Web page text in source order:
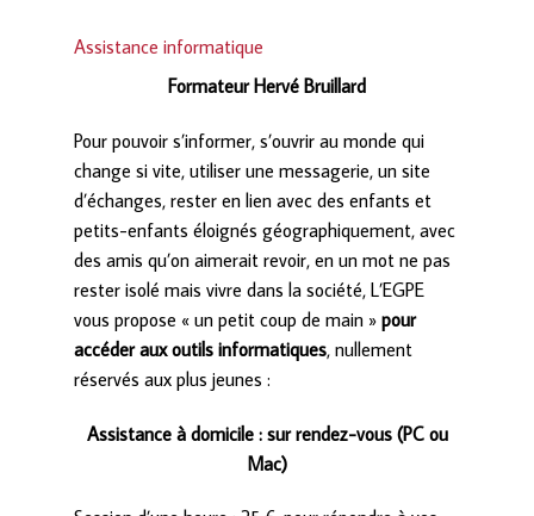
Assistance informatique
Formateur Hervé Bruillard
Pour pouvoir s’informer, s’ouvrir au monde qui
change si vite, utiliser une messagerie, un site
d’échanges, rester en lien avec des enfants et
petits-enfants éloignés géographiquement, avec
des amis qu’on aimerait revoir, en un mot ne pas
rester isolé mais vivre dans la société, L’EGPE
vous propose « un petit coup de main »pour
accéder aux outils informatiques, nullement
réservés aux plus jeunes :
Assistance à domicile : sur rendez-vous (PC ou
Mac)